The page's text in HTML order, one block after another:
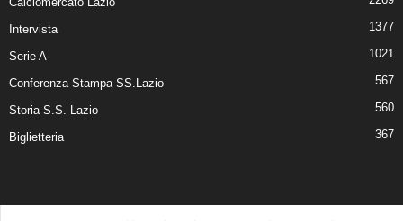
Intervista 1377
Serie A 1021
Conferenza Stampa SS.Lazio 567
Storia S.S. Lazio 560
Biglietteria 367